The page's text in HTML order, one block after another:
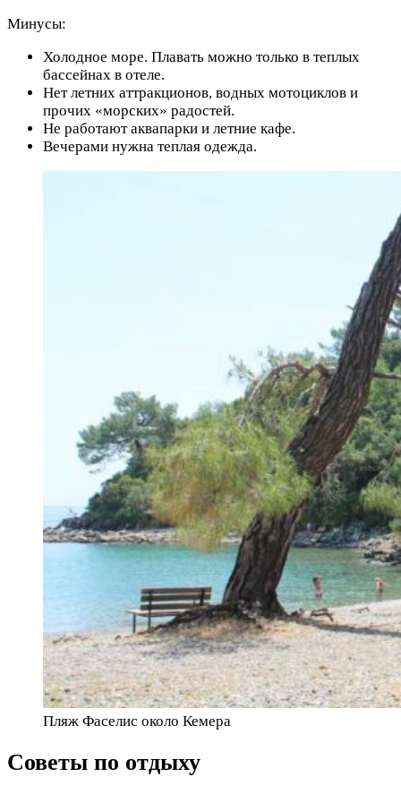
Минусы:
Холодное море. Плавать можно только в теплых
бассейнах в отеле.
Нет летних аттракционов, водных мотоциклов и
прочих «морских» радостей.
Не работают аквапарки и летние кафе.
Вечерами нужна теплая одежда.
Пляж Фаселис около Кемера
Советы по отдыху